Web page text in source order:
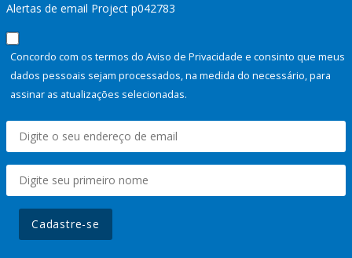
Alertas de email Project p042783
Concordo com os termos do Aviso de Privacidade e consinto que meus
dados pessoais sejam processados, na medida do necessário, para
assinar as atualizações selecionadas.
Cadastre-se